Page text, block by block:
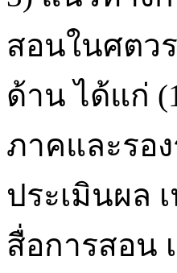
สอนในศตว
ด้าน ได้แก่
ภาคและรอ
ประเมินผล
สื่อการสอน